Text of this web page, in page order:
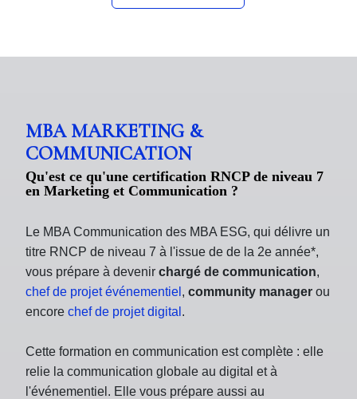
MBA MARKETING &
COMMUNICATION
Qu'est ce qu'une certification RNCP de niveau 7
en Marketing et Communication ?
Le MBA Communication des MBA ESG, qui délivre un
titre RNCP de niveau 7 à l'issue de de la 2e année*,
vous prépare à devenir chargé de communication,
chef de projet événementiel , community manager ou
encore chef de projet digital .
Cette formation en communication est complète : elle
relie la communication globale au digital et à
l'événementiel. Elle vous prépare aussi au